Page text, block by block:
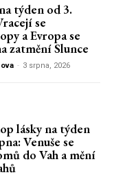
týden od 3.
se
a Evropa se
zatmění Slunce
- 3 srpna, 2026
lásky na týden
Venuše se
do Vah a mění